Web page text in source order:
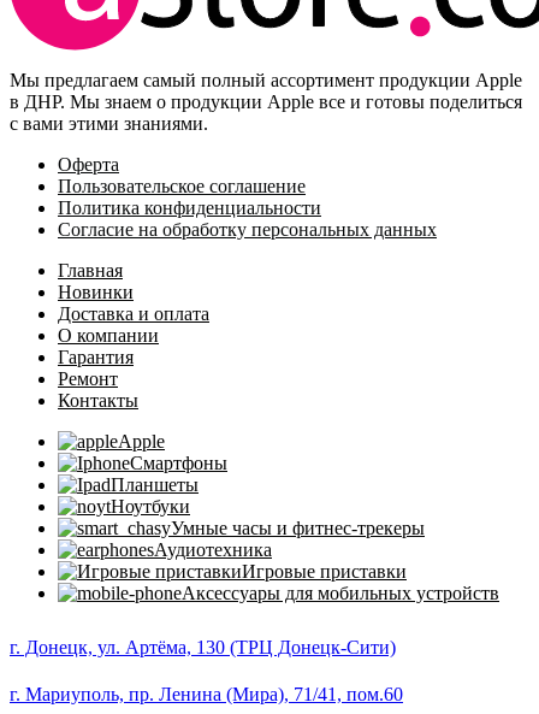
Мы предлагаем самый полный ассортимент продукции Apple
в ДНР. Мы знаем о продукции Apple все и готовы поделиться
с вами этими знаниями.
Оферта
Пользовательское соглашение
Политика конфиденциальности
Согласие на обработку персональных данных
Главная
Новинки
Доставка и оплата
О компании
Гарантия
Ремонт
Контакты
Apple
Смартфоны
Планшеты
Ноутбуки
Умные часы и фитнес-трекеры
Аудиотехника
Игровые приставки
Аксессуары для мобильных устройств
г. Донецк, ул. Артёма, 130 (ТРЦ Донецк-Сити)
г. Мариуполь, пр. Ленина (Мира), 71/41, пом.60